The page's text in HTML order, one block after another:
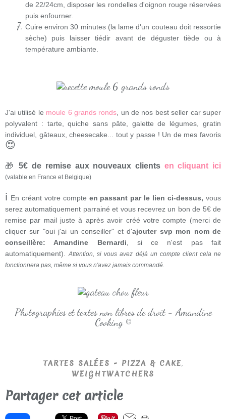
de 22/24cm, disposer les rondelles d'oignon rouge réservées
puis enfourner.
Cuire environ 30 minutes (la lame d'un couteau doit ressortie
sèche) puis laisser tiédir avant de déguster tiède ou à
température ambiante.
J'ai utilisé le moule 6 grands ronds , un de nos best seller car super
polyvalent : tarte, quiche sans pâte, galette de légumes, gratin
individuel, gâteaux, cheesecake... tout y passe ! Un de mes favoris
😍
🎁 5€ de remise aux nouveaux clients en cliquant ici
(valable en France et Belgique)
ℹ En créant votre compte en passant par le lien ci-dessus, vous
serez automatiquement parrainé et vous recevrez un bon de 5€ de
remise par mail juste à après avoir créé votre compte (merci de
cliquer sur "oui j'ai un conseiller" et d'ajouter svp mon nom de
conseillère: Amandine Bernardi , si ce n'est pas fait
automatiquement).Attention, si vous avez déjà un compte client cela ne
fonctionnera pas, même si vous n'avez jamais commandé.
Photographies et textes non libres de droit - Amandine
Cooking ©
TARTES SALÉES - PIZZA & CAKE,
WEIGHTWATCHERS
Partager cet article